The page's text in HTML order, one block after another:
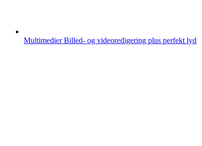
MultimedierBilled- og videoredigering plus perfekt lyd